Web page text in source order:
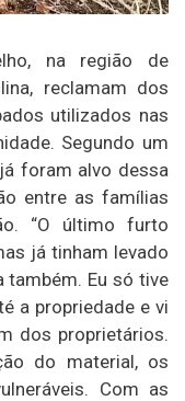
na região de
reclamam dos
utilizados nas
Segundo um
foram alvo dessa
entre as famílias
“O último furto
já tinham levado
também. Eu só tive
a propriedade e vi
dos proprietários.
do material, os
Com as